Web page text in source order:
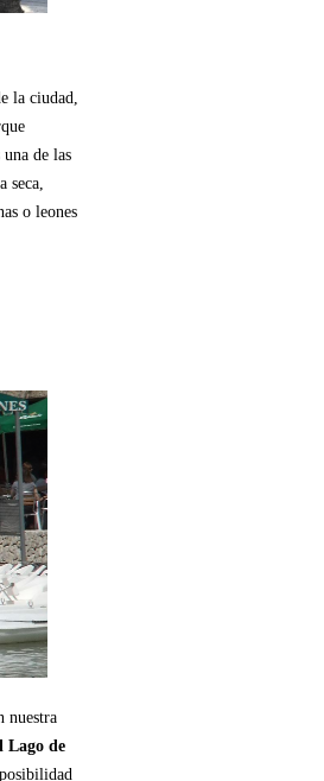
la ciudad,
de las
seca,
o leones
nuestra
Lago de